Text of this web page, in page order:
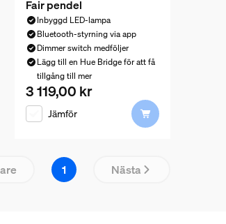
Fair pendel
Inbyggd LED-lampa
Bluetooth-styrning via app
Dimmer switch medföljer
Lägg till en Hue Bridge för att få
tillgång till mer
Nuvarande pris är 3 119,00 kr
3 119,00 kr
Jämför
1 Nästa